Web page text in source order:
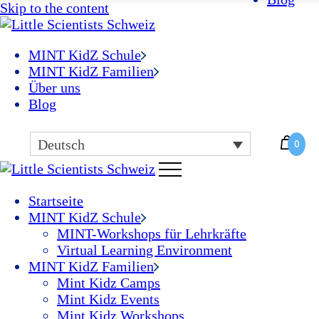
Skip to the content
MINT KidZ Schule
MINT KidZ Familien
Über uns
Blog
Deutsch 0
MINT-Weiterbildungen für Lehrkräfte
Virtual Learning Environment
Mint Kidz Camps
Mint Kidz Workshops
Startseite
MINT KidZ Schule
MINT-Workshops für Lehrkräfte
Virtual Learning Environment
MINT KidZ Familien
Mint Kidz Camps
Mint Kidz Events
Mint Kidz Workshops